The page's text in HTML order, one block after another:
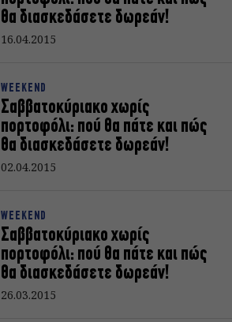
θα διασκεδάσετε δωρεάν!
16.04.2015
WEEKEND
Σαββατοκύριακο χωρίς
πορτοφόλι: πού θα πάτε και πώς
θα διασκεδάσετε δωρεάν!
02.04.2015
WEEKEND
Σαββατοκύριακο χωρίς
πορτοφόλι: πού θα πάτε και πώς
θα διασκεδάσετε δωρεάν!
26.03.2015